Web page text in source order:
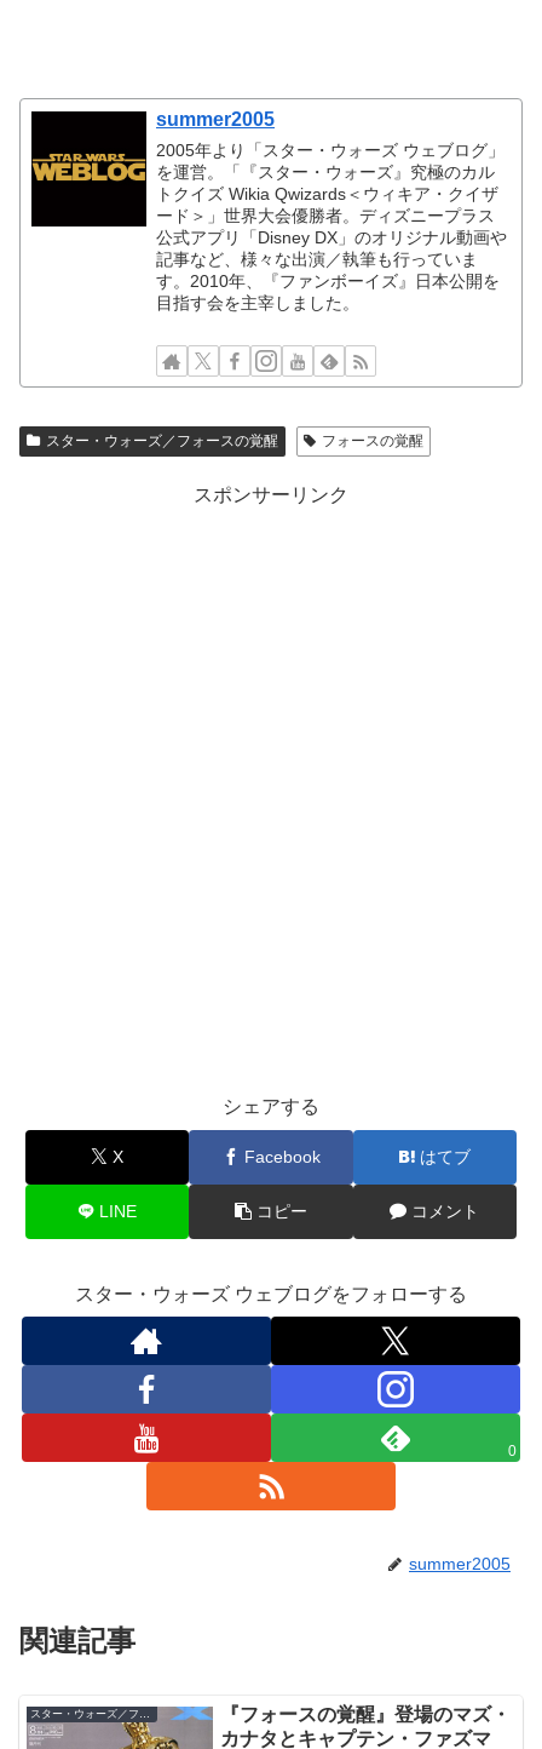
summer2005
2005年より「スター・ウォーズ ウェブログ」
を運営。「『スター・ウォーズ』究極のカル
トクイズ Wikia Qwizards＜ウィキア・クイザ
ード＞」世界大会優勝者。ディズニープラス
公式アプリ「Disney DX」のオリジナル動画や
記事など、様々な出演／執筆も行っていま
す。2010年、『ファンボーイズ』日本公開を
目指す会を主宰しました。
スター・ウォーズ／フォースの覚醒 フォースの覚醒
スポンサーリンク
シェアする
X Facebook はてブ
LINE コピー コメント
スター・ウォーズ ウェブログをフォローする
0
summer2005
関連記事
スター・ウォーズ／フォースの覚醒
『フォースの覚醒』登場のマズ・
カナタとキャプテン・ファズマ